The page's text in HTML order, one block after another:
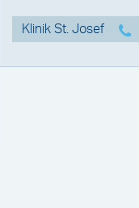
Klinik St. Josef